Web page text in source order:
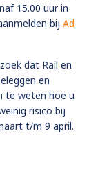
15.00 uur in
bij Ad
dat Rail en
en
te weten hoe u
risico bij
t/m 9 april.